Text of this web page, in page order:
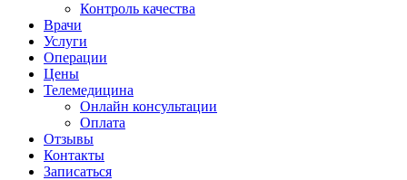
Контроль качества
Врачи
Услуги
Операции
Цены
Телемедицина
Онлайн консультации
Оплата
Отзывы
Контакты
Записаться